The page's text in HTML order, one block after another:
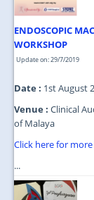
ENDOSCOPIC
WORKSHOP
Update on: 29/7/2019
Date : 1st August
Venue : Clinical
of Malaya
Click here for
...